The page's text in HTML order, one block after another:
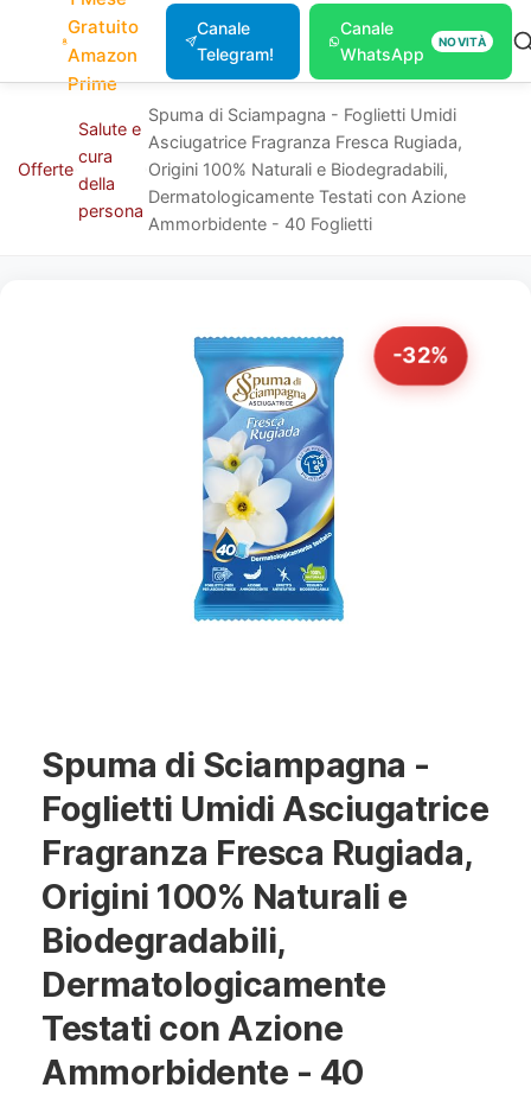
Gratuito
Amazon
Prime
Canale
Telegram!
Canale
WhatsApp
NOVITÀ
Offerte
Salute e
cura
della
persona
Spuma di Sciampagna - Foglietti Umidi
Asciugatrice Fragranza Fresca Rugiada,
Origini 100% Naturali e Biodegradabili,
Dermatologicamente Testati con Azione
Ammorbidente - 40 Foglietti
-32%
Spuma di Sciampagna -
Foglietti Umidi Asciugatrice
Fragranza Fresca Rugiada,
Origini 100% Naturali e
Biodegradabili,
Dermatologicamente
Testati con Azione
Ammorbidente - 40